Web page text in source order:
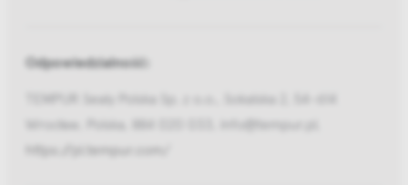
Odpowiedzialność:
TEMPUR Sealy Polska Sp. z o.o., Sokalska 2, 54-614
Wrocław, Polska, 884 020 033, info@tempur.pl,
https://pl.tempur.com/